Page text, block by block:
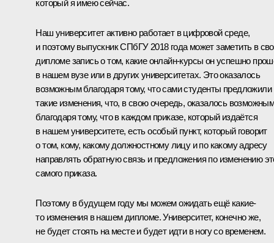
который я имею сейчас.
Наш университет активно работает в цифровой среде,
и поэтому выпускник СПбГУ 2018 года может заметить в
дипломе запись о том, какие онлайн-курсы он успешно
в нашем вузе или в других университетах. Это оказалось
возможным благодаря тому, что сами студенты предложили
такие изменения, что, в свою очередь, оказалось
благодаря тому, что в каждом приказе, который издаётся
в нашем университете, есть особый пункт, который говорит
о том, кому, какому должностному лицу и по какому адресу
направлять обратную связь и предложения по изменению
самого приказа.
Поэтому в будущем году мы можем ожидать ещё какие-
то изменения в нашем дипломе. Университет, конечно же,
не будет стоять на месте и будет идти в ногу со временем.